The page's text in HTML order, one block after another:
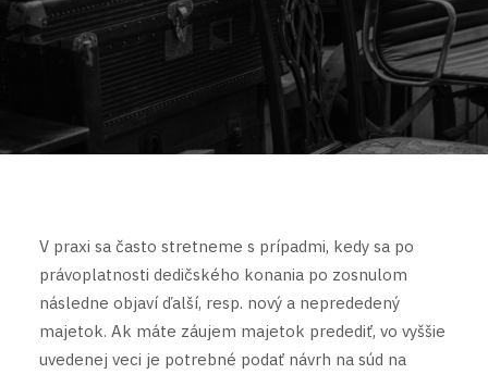
V praxi sa často stretneme s prípadmi, kedy sa po
právoplatnosti dedičského konania po zosnulom
následne objaví ďalší, resp. nový a neprededený
majetok. Ak máte záujem majetok predediť, vo vyššie
uvedenej veci je potrebné podať návrh na súd na